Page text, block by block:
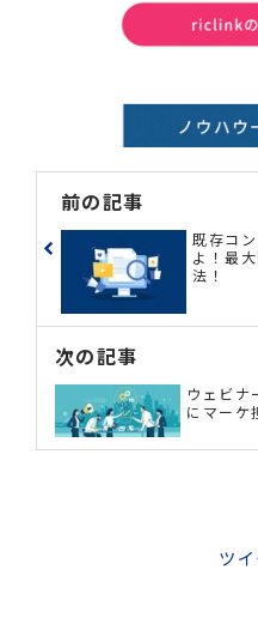
前の記事
既存コ
よ！最
法！
次の記事
ウェビナ
にマーケ
ツ